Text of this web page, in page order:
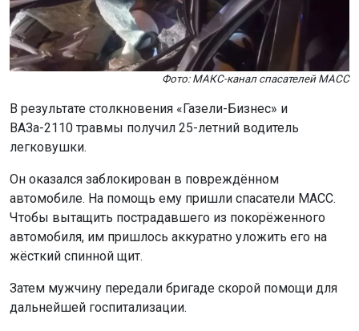
Фото: МАКС-канал спасателей МАСС
В результате столкновения «Газели-Бизнес» и
ВАЗа-2110 травмы получил 25-летний водитель
легковушки.
Он оказался заблокирован в повреждённом
автомобиле. На помощь ему пришли спасатели МАСС.
Чтобы вытащить пострадавшего из покорёженного
автомобиля, им пришлось аккуратно уложить его на
жёсткий спинной щит.
Затем мужчину передали бригаде скорой помощи для
дальнейшей госпитализации.